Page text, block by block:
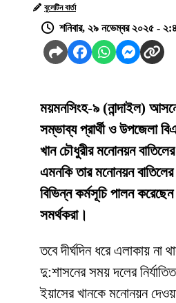
বুলেটিন বার্তা
শনিবার, ২৯ নভেম্বর ২০২৫ -
ময়মনসিংহ-৯ (নান্দাইল)
সম্ভাব্য প্রার্থী ও উপজেলা
খান চৌধুরীর মনোনয়ন
এমনকি তার মনোনয়ন বাতিলের
বিভিন্ন কর্মসূচি পালন করেছেন
সমর্থকরা।
তবে দীর্ঘদিন ধরে এলাকায় না
দু:শাসনের সময় দলের
ইয়াসের খানকে মনোনয়ন